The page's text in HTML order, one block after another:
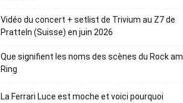
Vidéo du concert + setlist de Trivium au Z7 de
Pratteln (Suisse) en juin 2026
Que signifient les noms des scènes du Rock am
Ring
La Ferrari Luce est moche et voici pourquoi